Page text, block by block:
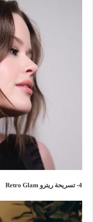
4- تسريحة ريترو Retro Glam